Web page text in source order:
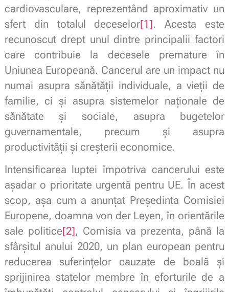
cardiovasculare, reprezentând aproximativ un
sfert din totalul deceselor[1]. Acesta este
recunoscut drept unul dintre principalii factori
care contribuie la decesele premature în
Uniunea Europeană. Cancerul are un impact nu
numai asupra sănătății individuale, a vieții de
familie, ci și asupra sistemelor naționale de
sănătate și sociale, asupra bugetelor
guvernamentale, precum și asupra
productivității și creșterii economice.
Intensificarea luptei împotriva cancerului este
așadar o prioritate urgentă pentru UE. În acest
scop, așa cum a anunțat Președinta Comisiei
Europene, doamna von der Leyen, în orientările
sale politice[2], Comisia va prezenta, până la
sfârșitul anului 2020, un plan european pentru
reducerea suferințelor cauzate de boală și
sprijinirea statelor membre în eforturile de a